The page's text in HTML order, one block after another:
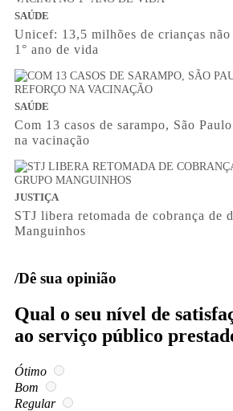
SAÚDE
Unicef: 13,5 milhões de crianças
1° ano de vida
SAÚDE
Com 13 casos de sarampo, São
na vacinação
JUSTIÇA
STJ libera retomada de cobrança de
Manguinhos
/Dê sua opinião
Qual o seu nível de
ao serviço público
Ótimo
Bom
Regular